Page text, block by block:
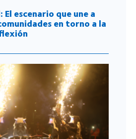
El escenario que une a
en torno a la